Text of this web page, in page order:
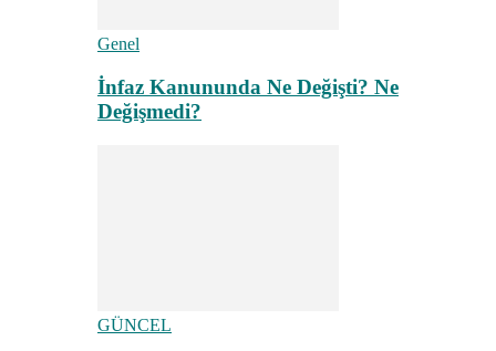
Genel
İnfaz Kanununda Ne Değişti? Ne
Değişmedi?
GÜNCEL